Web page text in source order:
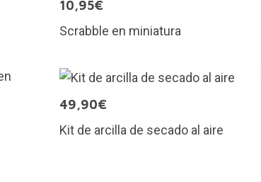
10,95€
Scrabble en miniatura
49,90€
Kit de arcilla de secado al aire